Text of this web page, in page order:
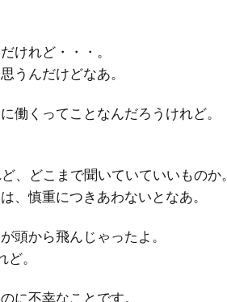
けれど・・・。
うんだけどなあ。
働くってことなんだろうけれど。
、どこまで聞いていていいものか。
、慎重につきあわないとなあ。
頭から飛んじゃったよ。
。
に不幸なことです。